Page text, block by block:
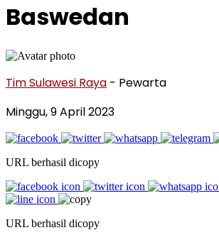
Baswedan
Tim Sulawesi Raya - Pewarta
Minggu, 9 April 2023
URL berhasil dicopy
URL berhasil dicopy